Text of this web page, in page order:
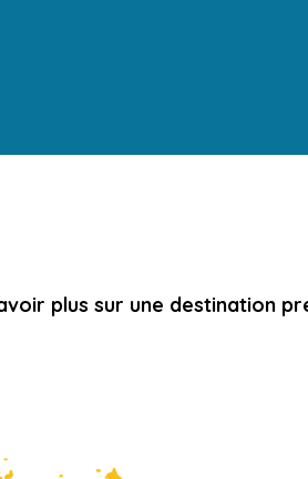
plus sur une destination